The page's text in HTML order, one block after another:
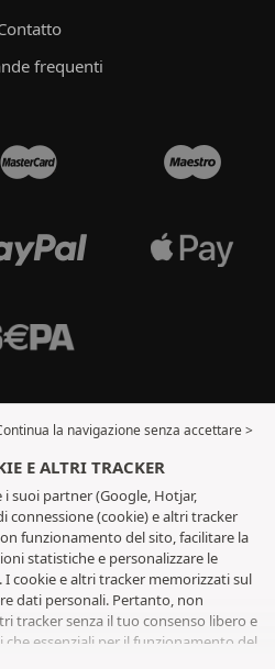
frequenti
la navigazione senza accettare >
E ALTRI TRACKER
i suoi partner (Google, Hotjar,
(cookie) e altri tracker
funzionamento del sito, facilitare la
statistiche e personalizzare le
cookie e altri tracker memorizzati sul
dati personali. Pertanto, non
tracker senza il tuo consenso libero e
essenziali per il funzionamento del